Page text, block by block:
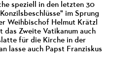
speziell in den letzten 30
im Sprung
Weihbischof Helmut Krätzl
Zweite Vatikanum auch
für die Kirche in der
lasse auch Papst Franziskus